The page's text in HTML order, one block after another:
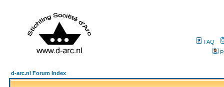
FAQ
d-arc.nl Forum Index